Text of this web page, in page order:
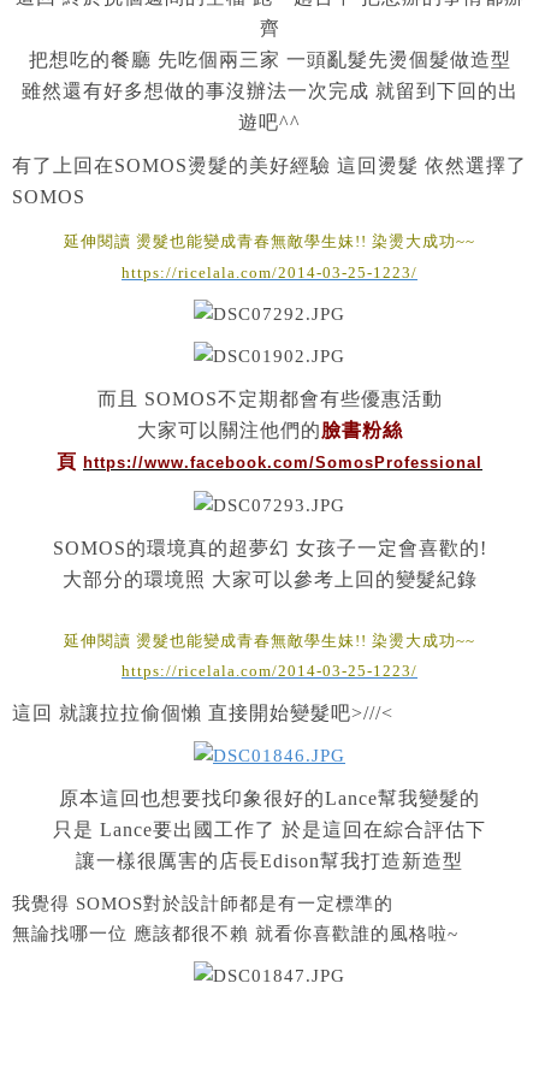
齊
把想吃的餐廳 先吃個兩三家 一頭亂髮先燙個髮做造型
雖然還有好多想做的事沒辦法一次完成 就留到下回的出
遊吧^^
有了上回在SOMOS燙髮的美好經驗 這回燙髮 依然選擇了
SOMOS
延伸閱讀 燙髮也能變成青春無敵學生妹!! 染燙大成功~~
https://ricelala.com/2014-03-25-1223/
而且 SOMOS不定期都會有些優惠活動
大家可以關注他們的臉書粉絲
頁 https://www.facebook.com/SomosProfessional
SOMOS的環境真的超夢幻 女孩子一定會喜歡的!
大部分的環境照 大家可以參考上回的變髮紀錄
延伸閱讀 燙髮也能變成青春無敵學生妹!! 染燙大成功~~
https://ricelala.com/2014-03-25-1223/
這回 就讓拉拉偷個懶 直接開始變髮吧>///<
原本這回也想要找印象很好的Lance幫我變髮的
只是 Lance要出國工作了 於是這回在綜合評估下
讓一樣很厲害的店長Edison幫我打造新造型
我覺得 SOMOS對於設計師都是有一定標準的
無論找哪一位 應該都很不賴 就看你喜歡誰的風格啦~